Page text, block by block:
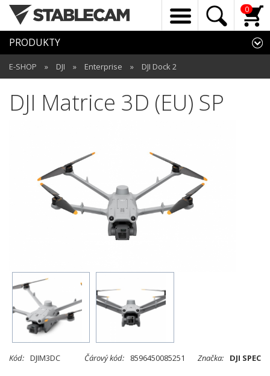
0
PRODUKTY
E-SHOP » DJI » Enterprise » DJI Dock 2
DJI Matrice 3D (EU) SP
Kód: DJIM3DC Čárový kód: 8596450085251 Značka: DJI SPEC